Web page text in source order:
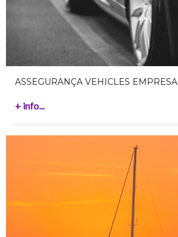
ASSEGURANÇA VEHICLES EMPRESA
+ info...